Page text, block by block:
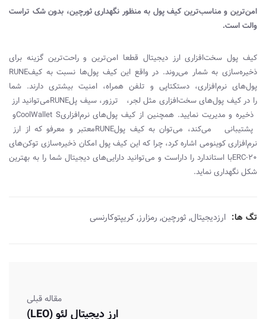
امن‌ترین و مناسب‌ترین کیف پول به منظور نگهداری ثورچین، بدون شک تراست
والت است.
کیف پول سخت‌افزاری ارز دیجیتال قطعا امن‌ترین و راحت‌ترین گزینه برای
ذخیره‌سازی
RUNEبه شمار می‌روند. در واقع این کیف پول‌ها نسبت به کیف
پول‌های نرم‌افزاری، دستکتاپی و تلفن همراه، امنیت بیشتری دارند. شما
می‌توانید ارزRUNEرا در کیف پول‌های سخت‌افزاری مثل لجر، ترزور، سیف پل
وCoolWallet Sذخیره و مدیریت نمایید. همچنین از کیف پول‌های نرم‌افزاری
معتبر و معرفو که از ارزRUNEپشتیبانی می‌کند، می‌توان به کیف پول
نرم‌افزاری کوینومی اشاره کرد، چرا که این کیف پول امکان ذخیره‌سازی توکن‌های
با استانداردERC-20
را داراست و می‌توانید دارایی‌های دیجیتال شما را به بهترین
شکل نگهداری نماید.
تگ ها: ارزدیجیتال, ثورچین, رمزارز,کریپتوکارنسی
مقاله قبلی
ارز دیجیتال لئو (LEO)